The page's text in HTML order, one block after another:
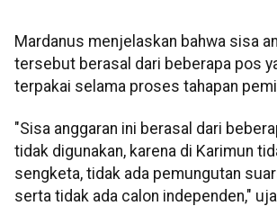
Mardanus menjelaskan bahwa sisa
tersebut berasal dari beberapa pos
terpakai selama proses tahapan
"Sisa anggaran ini berasal dari
tidak digunakan, karena di Karimun
sengketa, tidak ada pemungutan
serta tidak ada calon independen,"